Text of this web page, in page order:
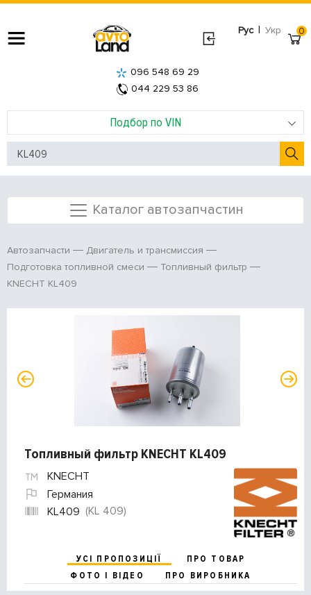
Рус | Укр
Подбор по VIN
096 548 69 29
044 229 53 86
0
Каталог автозапчастин
Автозапчасти
Двигатель и трансмиссия
Подготовка топливной смеси
Топливный фильтр
KNECHT KL409
Топливный фильтр KNECHT KL409
KNECHT
Германия
KL409 (KL 409)
УСІ ПРОПОЗИЦІЇ
ПРО ТОВАР
ФОТО І ВІДЕО
ПРО ВИРОБНИКА